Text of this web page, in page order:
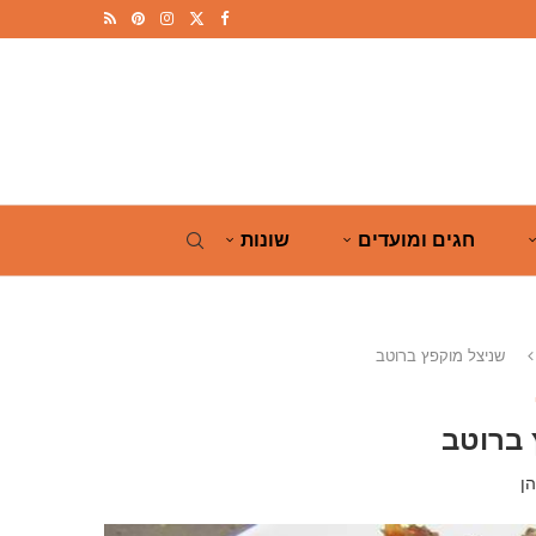
חגים ומועדים שונות
שניצל מוקפץ ברוטב
ברוטב